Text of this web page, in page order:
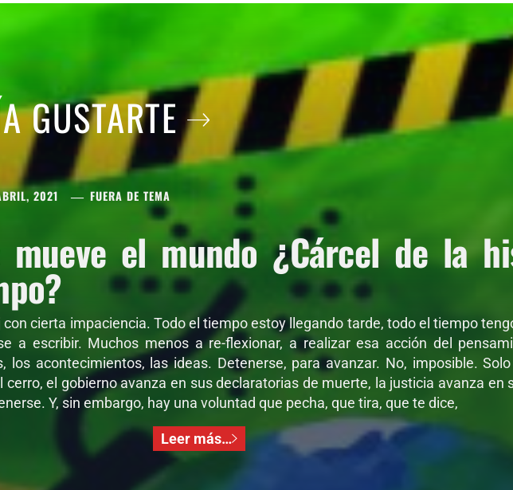
GUSTARTE
2021 FUERA DE TEMA
mueve el mundo ¿Cárcel de la
cierta impaciencia. Todo el tiempo estoy llegando tarde, todo el tiempo
a escribir. Muchos menos a re-flexionar, a realizar esa acción del
los acontecimientos, las ideas. Detenerse, para avanzar. No, imposible.
el gobierno avanza en sus declaratorias de muerte, la justicia avanza en
Y, sin embargo, hay una voluntad que pecha, que tira, que te dice,
Leer más…